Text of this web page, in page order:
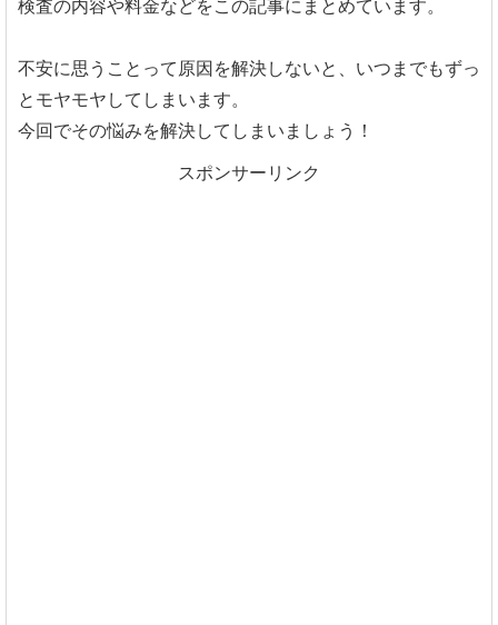
検査の内容や料金などをこの記事にまとめています。
不安に思うことって原因を解決しないと、いつまでもずっ
とモヤモヤしてしまいます。
今回でその悩みを解決してしまいましょう！
スポンサーリンク